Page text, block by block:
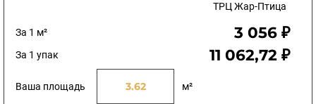
ТРЦ Жар-Птица
За 1 м² 3 056 ₽
За 1 упак 11 062,72 ₽
Ваша площадь м²